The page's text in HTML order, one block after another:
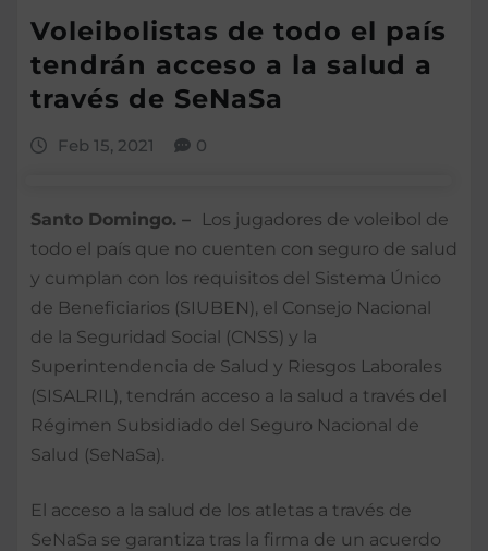
Voleibolistas de todo el país
tendrán acceso a la salud a
través de SeNaSa
Feb 15, 2021 0
Santo Domingo. –
Los jugadores de voleibol de
todo el país que no cuenten con seguro de salud
y cumplan con los requisitos del Sistema Único
de Beneficiarios (SIUBEN), el Consejo Nacional
de la Seguridad Social (CNSS) y la
Superintendencia de Salud y Riesgos Laborales
(SISALRIL), tendrán acceso a la salud a través del
Régimen Subsidiado del Seguro Nacional de
Salud (SeNaSa).
El acceso a la salud de los atletas a través de
SeNaSa se garantiza tras la firma de un acuerdo